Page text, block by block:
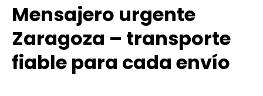
Mensajero urgente
Zaragoza – transporte
fiable para cada envío